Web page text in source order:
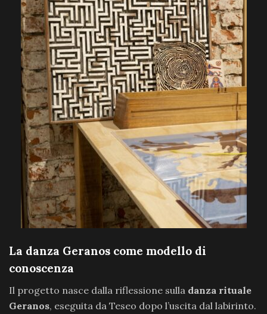
La danza Geranos come modello di
conoscenza
Il progetto nasce dalla riflessione sulla danza rituale
Geranos, eseguita da Teseo dopo l’uscita dal labirinto.